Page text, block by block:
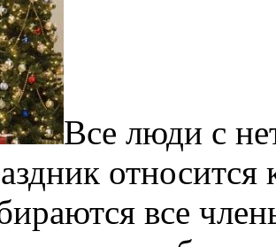
Все люди с
все